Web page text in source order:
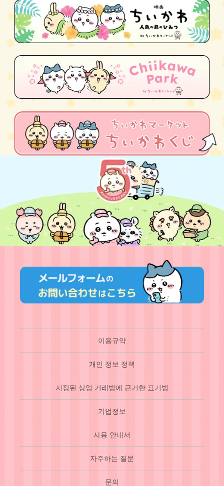
이용규약
개인 정보 정책
지정된 상업 거래법에 근거한 표기법
기업정보
사용 안내서
자주하는 질문
문의